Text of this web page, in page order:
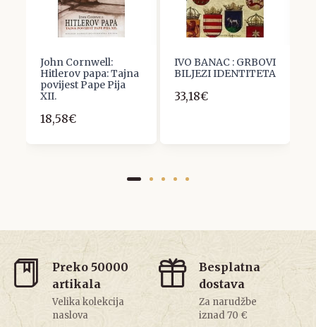
John Cornwell:
Hitlerov papa: Tajna
povijest Pape Pija
XII.
18,58€
IVO BANAC : GRBOVI
BILJEZI IDENTITETA
33,18€
Preko 50000
artikala
Velika kolekcija
naslova
Besplatna
dostava
Za narudžbe
iznad 70 €